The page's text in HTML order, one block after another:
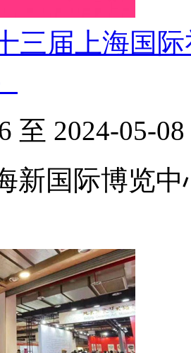
三届上海国
至 2024-05-08
新国际博览中